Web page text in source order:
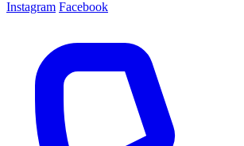
Instagram Facebook